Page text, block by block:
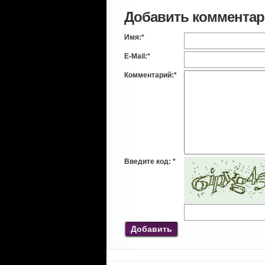
Добавить
Имя:*
E-Mail:*
Комментарий:*
Введите код: *
Добавить